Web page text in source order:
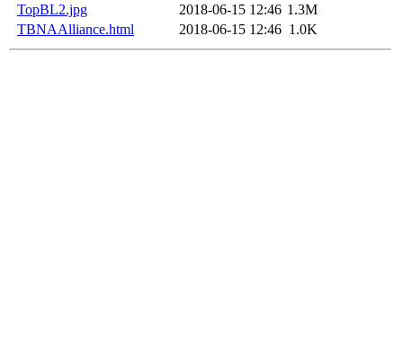
TopBL2.jpg
2018-06-15 12:46 1.3M
TBNAAlliance.html
2018-06-15 12:46 1.0K